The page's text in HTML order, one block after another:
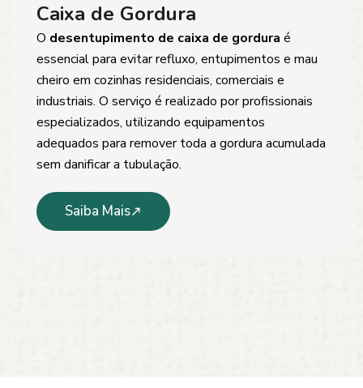
Caixa de Gordura
O desentupimento de caixa de gordura é
essencial para evitar refluxo, entupimentos e mau
cheiro em cozinhas residenciais, comerciais e
industriais. O serviço é realizado por profissionais
especializados, utilizando equipamentos
adequados para remover toda a gordura acumulada
sem danificar a tubulação.
Saiba Mais